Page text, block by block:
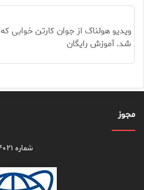
ویدیو هولناک از جوان کارتن خوابی که
شد. آموزش رایگان
مجوز
شماره ۹۴۰۲۱